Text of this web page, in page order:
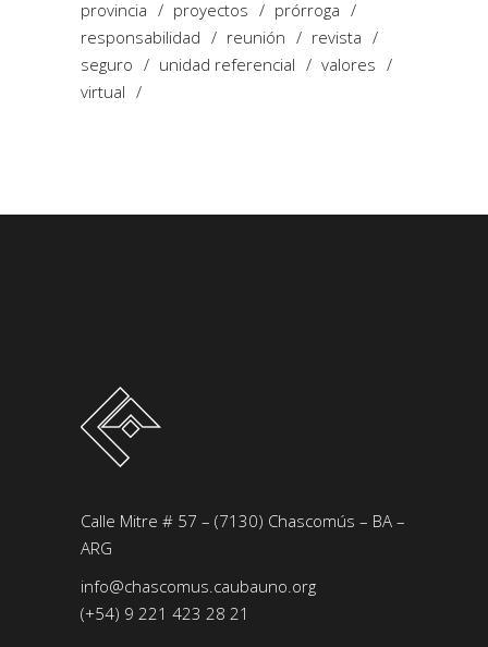
provincia
proyectos
prórroga
responsabilidad
reunión
revista
seguro
unidad referencial
valores
virtual
Calle Mitre # 57 – (7130) Chascomús – BA –
ARG
info@chascomus.caubauno.org
(+54) 9 221 423 28 21